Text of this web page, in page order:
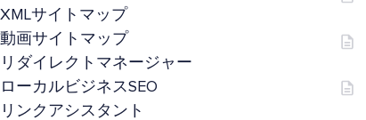
XMLサイトマップ
動画サイトマップ
リダイレクトマネージャー
ローカルビジネスSEO
リンクアシスタント